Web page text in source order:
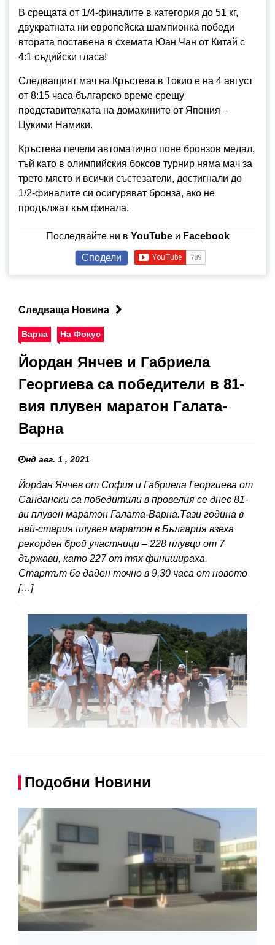
В срещата от 1/4-финалите в категория до 51 кг,
двукратната ни европейска шампионка победи
втората поставена в схемата Юан Чан от Китай с
4:1 съдийски гласа!
Следващият мач на Кръстева в Токио е на 4 август
от 8:15 часа българско време срещу
представителката на домакините от Япония –
Цукими Намики.
Кръстева печели автоматично поне бронзов медал,
тъй като в олимпийския боксов турнир няма мач за
трето място и всички състезатели, достигнали до
1/2-финалите си осигуряват бронза, ако не
продължат към финала.
Последвайте ни в YouTubeи Facebook
Сподели
Следваща Новина
Варна На Фокус
Йордан Янчев и Габриела
Георгиева са победители в 81-
вия плувен маратон Галата-
Варна
нд авг. 1 , 2021
Йордан Янчев от София и Габриела Георгиева от
Сандански са победитили в провелия се днес 81-
ви плувен маратон Галата-Варна.Тази година в
най-стария плувен маратон в България взеха
рекорден брой участници – 228 плувци от 7
държави, като 227 от тях финишираха.
Стартът бе даден точно в 9,30 часа от новото
[…]
Подобни Новини